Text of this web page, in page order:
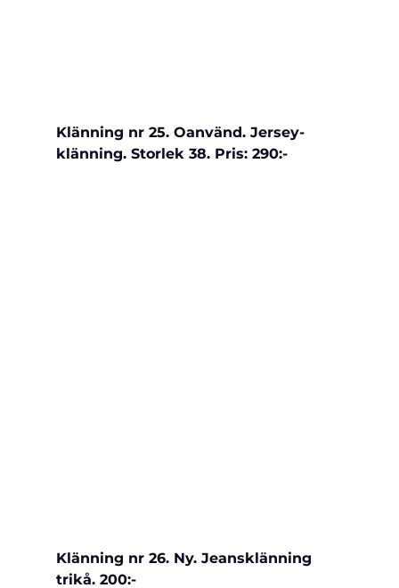
Klänning nr 25. Oanvänd. Jersey-
klänning. Storlek 38. Pris: 290:-
Klänning nr 26. Ny. Jeansklänning
trikå. 200:-